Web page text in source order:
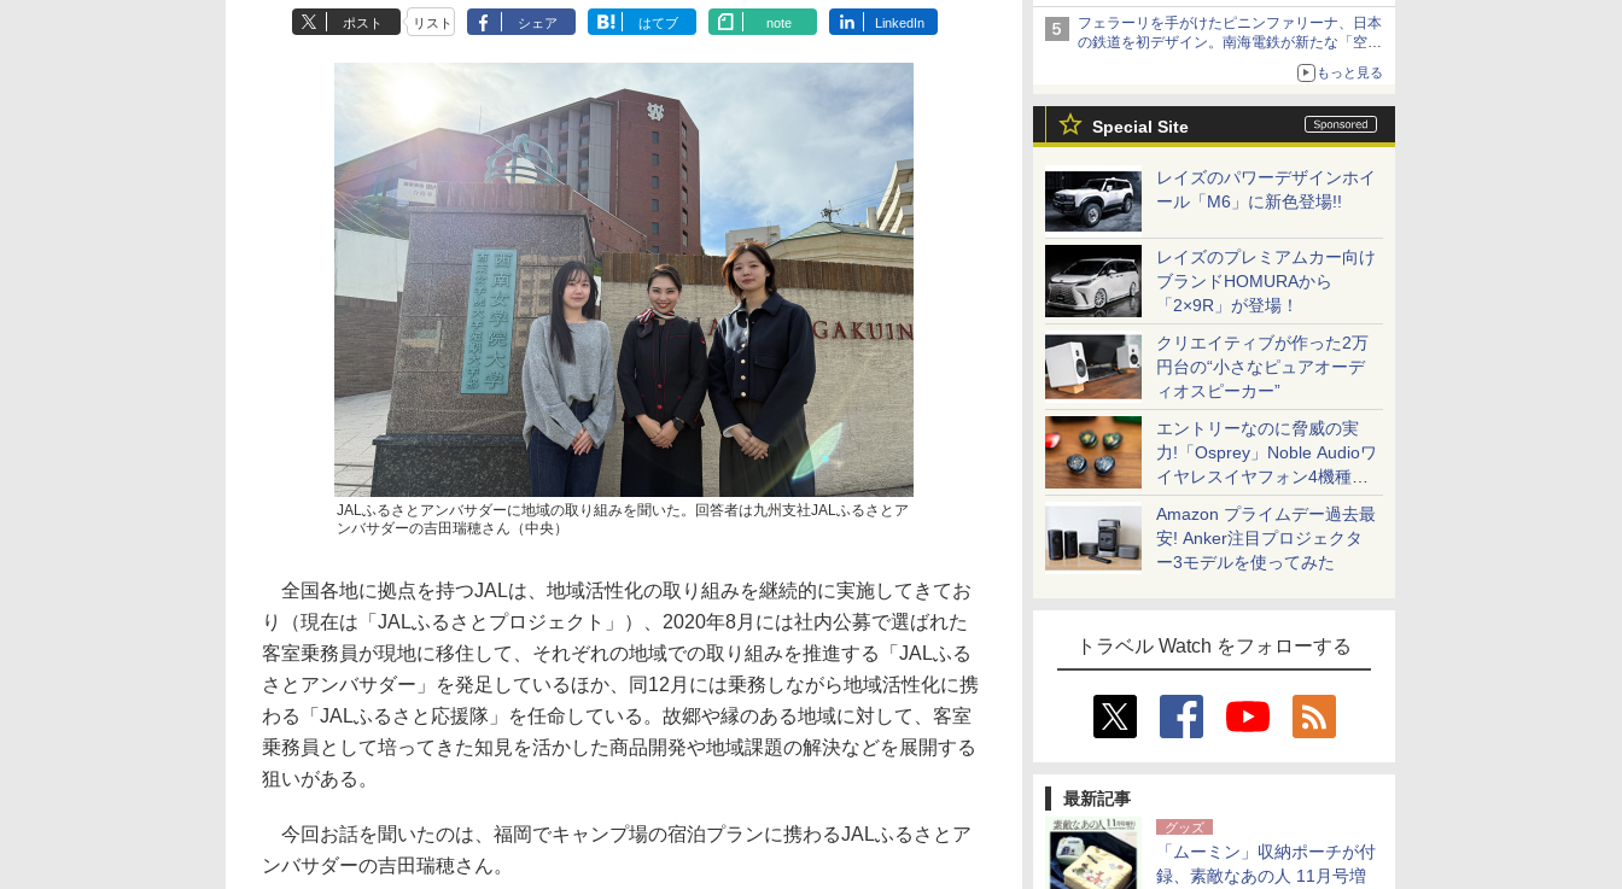
フェラーリを手がけたピニンファリーナ、日本
の鉄道を初デザイン。南海電鉄が新たな「空港
もっと見る
Special Site
レイズのパワーデザインホイ
ール「M6」に新色登場!!
レイズのプレミアムカー向け
ブランドHOMURAから
「2×9R」が登場！
クリエイティブが作った2万
円台の“小さなピュアオーデ
ィオスピーカー”
エントリーなのに脅威の実
力!「Osprey」Noble Audioワ
イヤレスイヤフォン4機種を
一気に聴く
Amazon プライムデー過去最
安! Anker注目プロジェクタ
ー3モデルを使ってみた
トラベル Watch をフォローする
最新記事
グッズ
「ムーミン」収納ポーチが付
録、素敵なあの人 11月号増
ポスト リスト シェア はてブ note LinkedIn
JALふるさとアンバサダーに地域の取り組みを聞いた。回答者は九州支社JALふるさとア
ンバサダーの吉田瑞穂さん（中央）
全国各地に拠点を持つJALは、地域活性化の取り組みを継続的に実施してきてお
り（現在は「JALふるさとプロジェクト」）、2020年8月には社内公募で選ばれた
客室乗務員が現地に移住して、それぞれの地域での取り組みを推進する「JALふる
さとアンバサダー」を発足しているほか、同12月には乗務しながら地域活性化に携
わる「JALふるさと応援隊」を任命している。故郷や縁のある地域に対して、客室
乗務員として培ってきた知見を活かした商品開発や地域課題の解決などを展開する
狙いがある。
今回お話を聞いたのは、福岡でキャンプ場の宿泊プランに携わるJALふるさとア
ンバサダーの吉田瑞穂さん。